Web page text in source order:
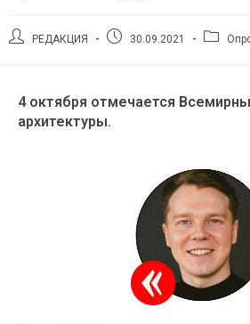
РЕДАКЦИЯ 30.09.2021
4 октября отмечается
архитектуры.